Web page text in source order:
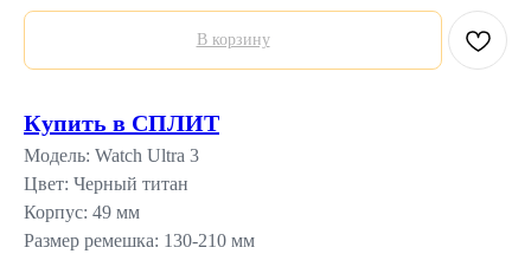
В корзину
Купить в СПЛИТ
Модель: Watch Ultra 3
Цвет: Черный титан
Корпус: 49 мм
Размер ремешка: 130-210 мм